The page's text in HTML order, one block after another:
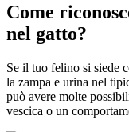
Come
nel gatto?
Se il tuo felino si siede
la zampa e urina nel
può avere molte
vescica o un